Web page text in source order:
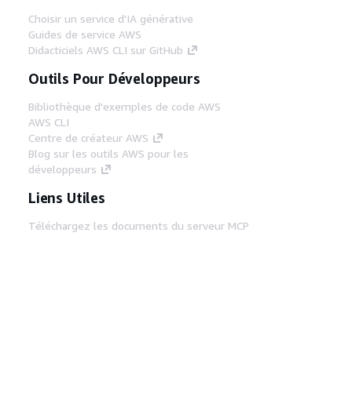
Choisir un service d'IA générative
Guides de service AWS
Didacticiels AWS CLI sur GitHub
Outils Pour Développeurs
Bibliothèque d'exemples de code AWS
AWS CLI
Centre de créateur AWS
Blog sur les outils AWS pour les
développeurs
Liens Utiles
Téléchargez les documents du serveur MCP